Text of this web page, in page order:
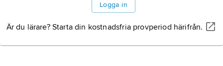
Logga in
Är du lärare? Starta din kostnadsfria provperiod härifrån.